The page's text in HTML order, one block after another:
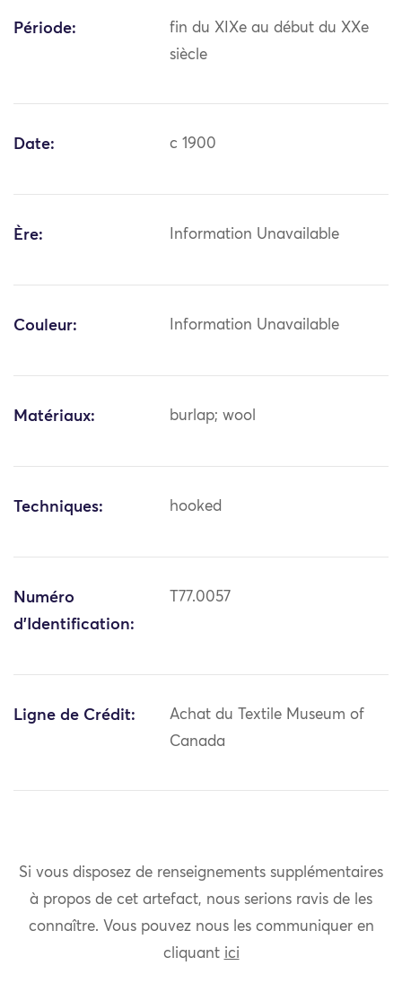
Période:
fin du XIXe au début du XXe
siècle
Date: c 1900
Ère: Information Unavailable
Couleur: Information Unavailable
Matériaux: burlap; wool
Techniques: hooked
Numéro
d'Identification:
T77.0057
Ligne de Crédit:
Achat du Textile Museum of
Canada
Si vous disposez de renseignements supplémentaires
à propos de cet artefact, nous serions ravis de les
connaître. Vous pouvez nous les communiquer en
cliquant ici